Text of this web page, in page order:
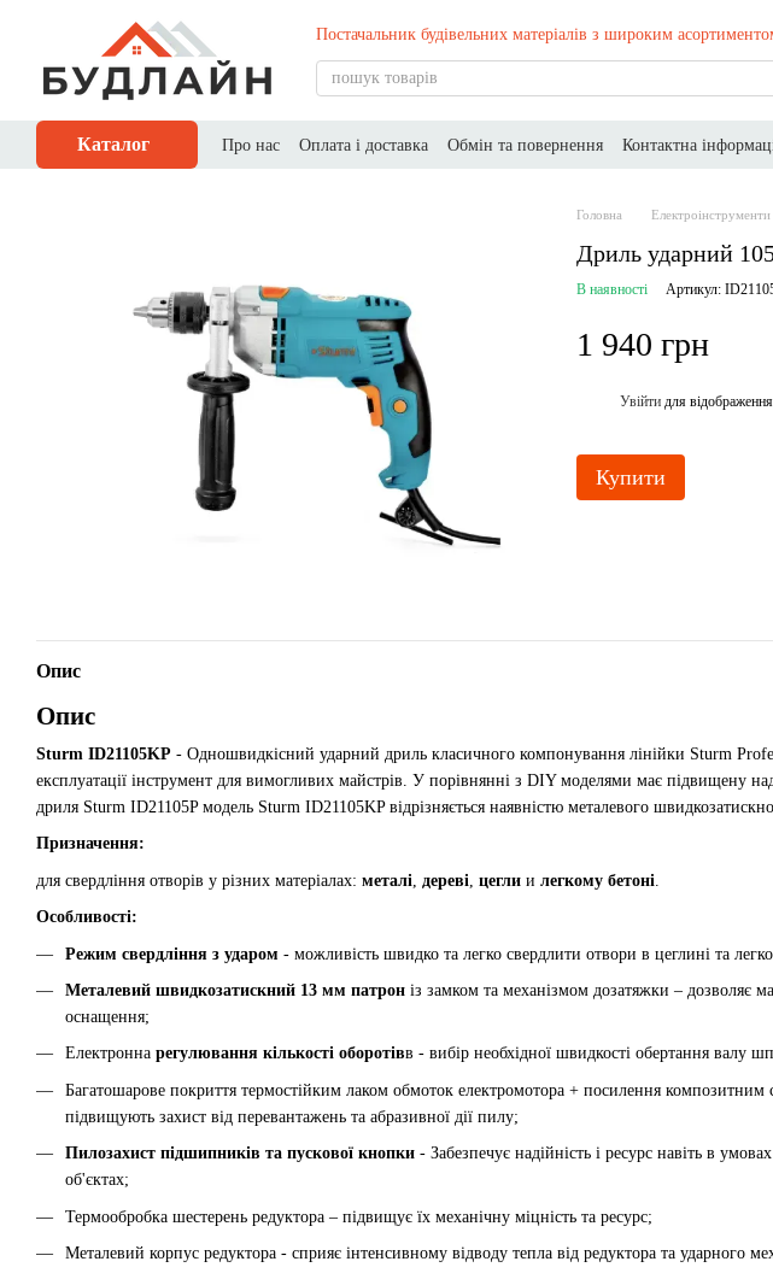
Перейти до основного контенту
Постачальник будівельних матеріалів з широким
Каталог Про нас Оплата і доставка Обмін та повернення Контактна
Головна Електроінструменти
Дриль ударний
В наявності Артикул:
1 940 грн
Увійти для
Купити
Опис
Опис
Sturm ID21105KP - Одношвидкісний ударний дриль класичного компонування лінійки Sturm
експлуатації інструмент для вимогливих майстрів. У порівнянні з DIY моделями має підвищену
дриля Sturm ID21105P модель Sturm ID21105KP відрізняється наявністю металевого
Призначення:
для свердління отворів у різних матеріалах: металі дереві цегли и легкому бетоні
Особливості:
Режим свердління з ударом - можливість швидко та легко свердлити отвори в цеглині ​​та
Металевий швидкозатискний 13 мм патрон із замком та механізмом дозатяжки – дозволяє
оснащення;
Електронна регулювання кількості оборотівв - вибір необхідної швидкості обертання валу
Багатошарове покриття термостійким лаком обмоток електромотора + посилення композитним
підвищують захист від перевантажень та абразивної дії пилу;
Пилозахист підшипників та пускової кнопки - Забезпечує надійність і ресурс навіть в
об'єктах;
Термообробка шестерень редуктора – підвищує їх механічну міцність та ресурс;
Металевий корпус редуктора - сприяє інтенсивному відводу тепла від редуктора та ударного